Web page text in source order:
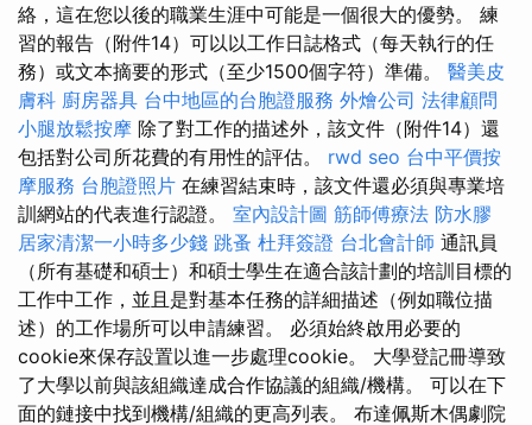
絡，這在您以後的職業生涯中可能是一個很大的優勢。 練
習的報告（附件14）可以以工作日誌格式（每天執行的任
務）或文本摘要的形式（至少1500個字符）準備。 醫美皮
膚科 廚房器具 台中地區的台胞證服務 外燴公司 法律顧問
小腿放鬆按摩 除了對工作的描述外，該文件（附件14）還
包括對公司所花費的有用性的評估。 rwd seo 台中平價按
摩服務 台胞證照片 在練習結束時，該文件還必須與專業培
訓網站的代表進行認證。 室內設計圖 筋師傅療法 防水膠
居家清潔一小時多少錢 跳蚤 杜拜簽證 台北會計師 通訊員
（所有基礎和碩士）和碩士學生在適合該計劃的培訓目標的
工作中工作，並且是對基本任務的詳細描述（例如職位描
述）的工作場所可以申請練習。 必須始終啟用必要的
cookie來保存設置以進一步處理cookie。 大學登記冊導致
了大學以前與該組織達成合作協議的組織/機構。 可以在下
面的鏈接中找到機構/組織的更高列表。 布達佩斯木偶劇院